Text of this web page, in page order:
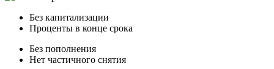
Без капитализации
Проценты в конце срока
Без пополнения
Нет частичного снятия